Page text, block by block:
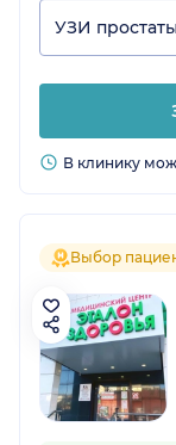
УЗИ
В клинику
Выбор